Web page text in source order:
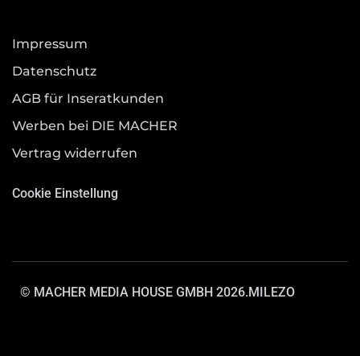
Impressum
Datenschutz
AGB für Inseratkunden
Werben bei DIE MACHER
Vertrag widerrufen
Cookie Einstellung
© MACHER MEDIA HOUSE GMBH 2026.MILEZO